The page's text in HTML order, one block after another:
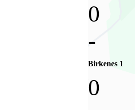
0
-
Birkenes 1
0